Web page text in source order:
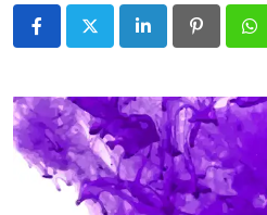
LinkedIn Pinterest